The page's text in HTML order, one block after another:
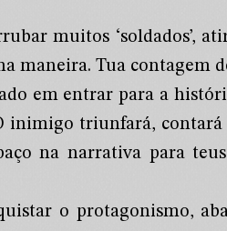
muitos ‘soldados’,
maneira. Tua contagem
em entrar para a
inimigo triunfará,
na narrativa para
o protagonismo,